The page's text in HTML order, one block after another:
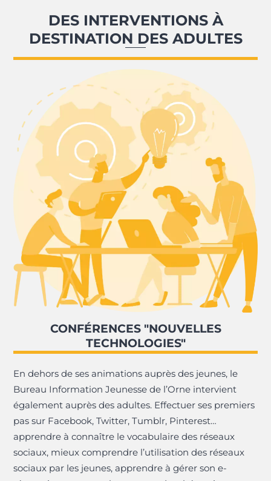
DES INTERVENTIONS À
DESTINATION DES ADULTES
CONFÉRENCES "NOUVELLES
TECHNOLOGIES"
En dehors de ses animations auprès des jeunes, le
Bureau Information Jeunesse de l’Orne intervient
également auprès des adultes. Effectuer ses premiers
pas sur Facebook, Twitter, Tumblr, Pinterest…
apprendre à connaître le vocabulaire des réseaux
sociaux, mieux comprendre l’utilisation des réseaux
sociaux par les jeunes, apprendre à gérer son e-